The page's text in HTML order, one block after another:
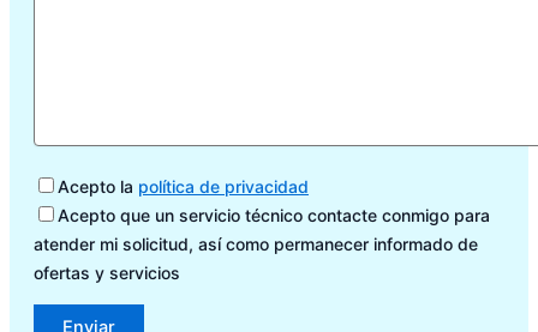
Acepto la política de privacidad
Acepto que un servicio técnico contacte conmigo para
atender mi solicitud, así como permanecer informado de
ofertas y servicios